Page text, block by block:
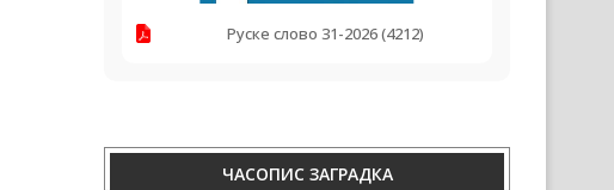
Руске слово 31-2026 (4212)
ЧАСОПИС ЗАГРАДКА